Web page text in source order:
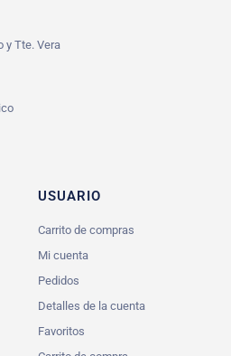
y Tte. Vera
USUARIO
Carrito de compras
Mi cuenta
Pedidos
Detalles de la cuenta
Favoritos